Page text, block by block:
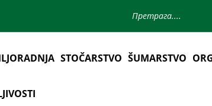
STOČARSTVO ŠUMARSTVO